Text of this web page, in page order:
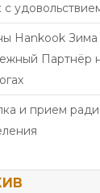
с
Hankook
Партнёр
и прием